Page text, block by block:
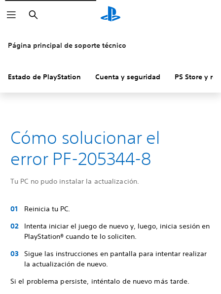
Buscar
Página principal de soporte técnico
Estado de PlayStation Cuenta y seguridad PS Store y
Cómo solucionar el
error PF-205344-8
Tu PC no pudo instalar la actualización.
Reinicia tu PC.
Intenta iniciar el juego de nuevo y, luego, inicia sesión en
PlayStation® cuando te lo soliciten.
Sigue las instrucciones en pantalla para intentar realizar
la actualización de nuevo.
Si el problema persiste, inténtalo de nuevo más tarde.